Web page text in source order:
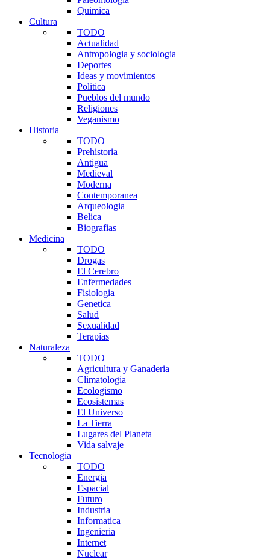
Quimica
Cultura
TODO
Actualidad
Antropologia y sociologia
Deportes
Ideas y movimientos
Politica
Pueblos del mundo
Religiones
Veganismo
Historia
TODO
Prehistoria
Antigua
Medieval
Moderna
Contemporanea
Arqueologia
Belica
Biografias
Medicina
TODO
Drogas
El Cerebro
Enfermedades
Fisiologia
Genetica
Salud
Sexualidad
Terapias
Naturaleza
TODO
Agricultura y Ganaderia
Climatologia
Ecologismo
Ecosistemas
El Universo
La Tierra
Lugares del Planeta
Vida salvaje
Tecnologia
TODO
Energia
Espacial
Futuro
Industria
Informatica
Ingenieria
Internet
Nuclear